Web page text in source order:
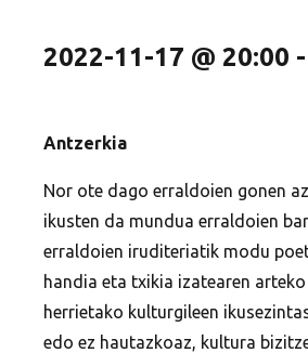
2022-11-17 @ 20:00 -
Antzerkia
Nor ote dago erraldoien gonen
ikusten da mundua erraldoien
erraldoien iruditeriatik modu
handia eta txikia izatearen
herrietako kulturgileen
edo ez hautazkoaz, kultura